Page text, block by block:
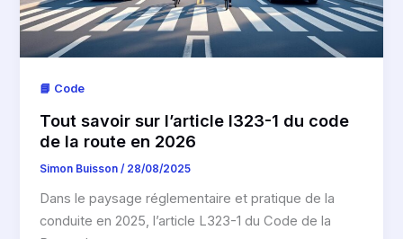
📘 Code
Tout savoir sur l’article l323-1 du code
de la route en 2026
Simon Buisson/ 28/08/2025
Dans le paysage réglementaire et pratique de la
conduite en 2025, l’article L323-1 du Code de la